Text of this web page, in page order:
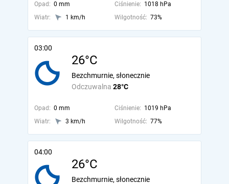
Opad: 0 mm Ciśnienie: 1018 hPa
Wiatr:
1 km/h Wilgotność: 73%
03:00
26°C
Odczuwalna 28°C
Bezchmurnie, słonecznie
Opad: 0 mm Ciśnienie: 1019 hPa
Wiatr:
3 km/h Wilgotność: 77%
04:00
26°C
Bezchmurnie, słonecznie